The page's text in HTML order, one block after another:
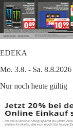
EDEKA
Mo. 3.8. - Sa. 8.8.2026
Nur noch heute gültig